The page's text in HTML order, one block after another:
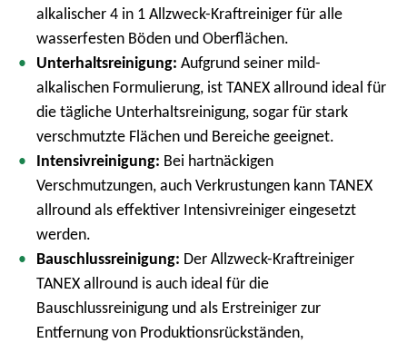
alkalischer 4 in 1 Allzweck-Kraftreiniger für alle
wasserfesten Böden und Oberflächen.
Unterhaltsreinigung: Aufgrund seiner mild-
alkalischen Formulierung, ist TANEX allround ideal für
die tägliche Unterhaltsreinigung, sogar für stark
verschmutzte Flächen und Bereiche geeignet.
Intensivreinigung: Bei hartnäckigen
Verschmutzungen, auch Verkrustungen kann TANEX
allround als effektiver Intensivreiniger eingesetzt
werden.
Bauschlussreinigung: Der Allzweck-Kraftreiniger
TANEX allround is auch ideal für die
Bauschlussreinigung und als Erstreiniger zur
Entfernung von Produktionsrückständen,